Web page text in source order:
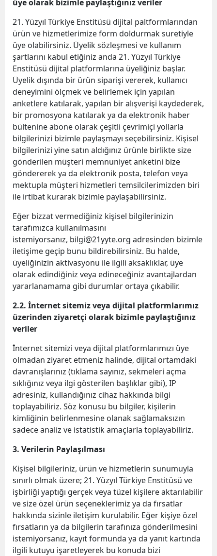
üye olarak bizimle paylaştığınız veriler
21. Yüzyıl Türkiye Enstitüsü dijital paltformlarından
ürün ve hizmetlerimize form doldurmak suretiyle
üye olabilirsiniz. Üyelik sözleşmesi ve kullanım
şartlarını kabul etiğiniz anda 21. Yüzyıl Türkiye
Enstitüsü dijital platformlarına üyeliğiniz başlar.
Üyelik dışında bir ürün siparişi vererek, kullanıcı
deneyimini ölçmek ve belirlemek için yapılan
anketlere katılarak, yapılan bir alışverişi kaydederek,
bir promosyona katılarak ya da elektronik haber
bültenine abone olarak çeşitli çevrimiçi yollarla
bilgilerinizi bizimle paylaşmayı seçebilirsiniz. Kişisel
bilgilerinizi yine satın aldığınız ürünle birlikte size
gönderilen müşteri memnuniyet anketini bize
göndererek ya da elektronik posta, telefon veya
mektupla müşteri hizmetleri temsilcilerimizden biri
ile irtibat kurarak bizimle paylaşabilirsiniz.
Eğer bizzat vermediğiniz kişisel bilgilerinizin
tarafımızca kullanılmasını
istemiyorsanız, bilgi@21yyte.org adresinden bizimle
iletişime geçip bunu bildirebilirsiniz. Bu halde,
üyeliğinizin aktivasyonu ile ilgili aksaklıklar, üye
olarak edindiğiniz veya edineceğiniz avantajlardan
yararlanamama gibi durumlar ortaya çıkabilir.
2.2. İnternet sitemiz veya dijital platformlarımız
üzerinden ziyaretçi olarak bizimle paylaştığınız
veriler
İnternet sitemizi veya dijital platformlarımızı üye
olmadan ziyaret etmeniz halinde, dijital ortamdaki
davranışlarınız (tıklama sayınız, sekmeleri açma
sıklığınız veya ilgi gösterilen başlıklar gibi), IP
adresiniz, kullandığınız cihaz hakkında bilgi
toplayabiliriz. Söz konusu bu bilgiler, kişilerin
kimliğinin belirlenmesine olanak sağlamaksızın
sadece analiz ve istatistik amaçlarla toplayabiliriz.
3. Verilerin Paylaşılması
Kişisel bilgileriniz, ürün ve hizmetlerin sunumuyla
sınırlı olmak üzere; 21. Yüzyıl Türkiye Enstitüsü ve
işbirliği yaptığı gerçek veya tüzel kişilere aktarılabilir
ve size özel ürün seçeneklerimiz ya da fırsatlar
hakkında sizinle iletişim kurulabilir. Eğer kişiye özel
fırsatların ya da bilgilerin tarafınıza gönderilmesini
istemiyorsanız, kayıt formunda ya da yanıt kartında
ilgili kutuyu işaretleyerek bu konuda bizi